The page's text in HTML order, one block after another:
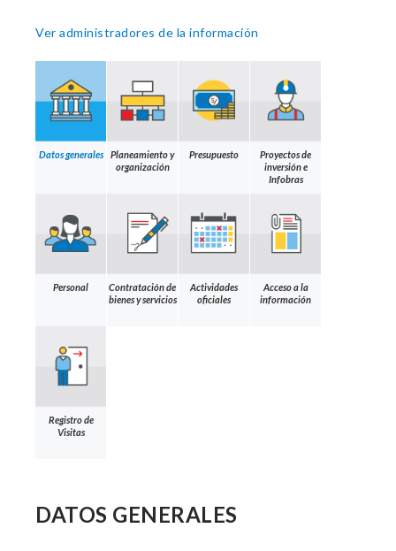
Ver administradores de la información
Datos generales
Planeamiento y
organización
Presupuesto
Proyectos de
inversión e
Infobras
Personal
Contratación de
bienes y servicios
Actividades
oficiales
Acceso a la
información
Registro de
Visitas
DATOS GENERALES